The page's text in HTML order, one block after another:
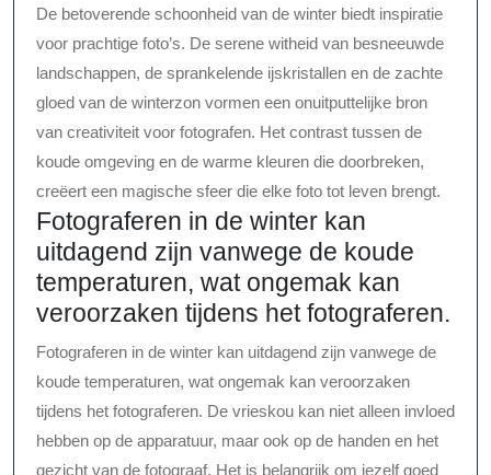
De betoverende schoonheid van de winter biedt inspiratie
voor prachtige foto’s. De serene witheid van besneeuwde
landschappen, de sprankelende ijskristallen en de zachte
gloed van de winterzon vormen een onuitputtelijke bron
van creativiteit voor fotografen. Het contrast tussen de
koude omgeving en de warme kleuren die doorbreken,
creëert een magische sfeer die elke foto tot leven brengt.
Fotograferen in de winter kan
uitdagend zijn vanwege de koude
temperaturen, wat ongemak kan
veroorzaken tijdens het fotograferen.
Fotograferen in de winter kan uitdagend zijn vanwege de
koude temperaturen, wat ongemak kan veroorzaken
tijdens het fotograferen. De vrieskou kan niet alleen invloed
hebben op de apparatuur, maar ook op de handen en het
gezicht van de fotograaf. Het is belangrijk om jezelf goed